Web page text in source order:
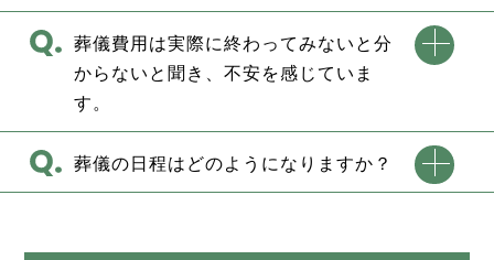
葬儀費用は実際に終わってみないと分
からないと聞き、不安を感じていま
す。
葬儀の日程はどのようになりますか？